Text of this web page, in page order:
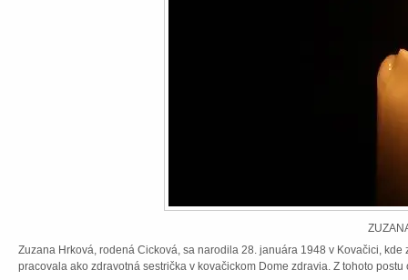
Zuzana Hrková, rodená Cicková, sa narodila 28. januára 1948 v Kovačici,
pracovala ako zdravotná sestrička v kovačickom Dome zdravia. Z tohoto